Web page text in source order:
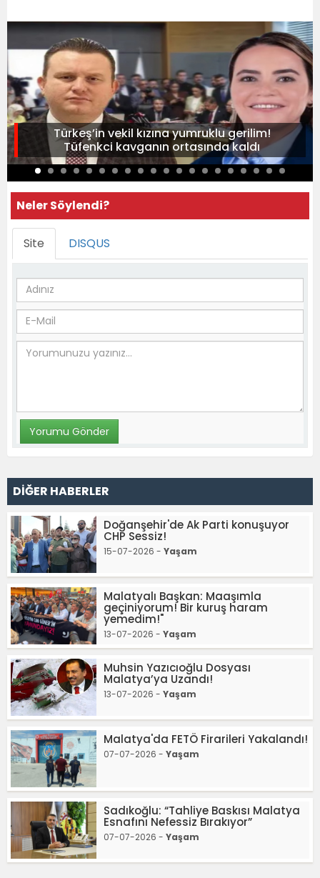
Türkeş’in vekil kızına yumruklu gerilim!
Tüfenkci kavganın ortasında kaldı
Neler Söylendi?
Site DISQUS
DİĞER HABERLER
Doğanşehir'de Ak Parti konuşuyor
CHP Sessiz!
15-07-2026 - Yaşam
Malatyalı Başkan: Maaşımla
geçiniyorum! Bir kuruş haram
yemedim!"
13-07-2026 - Yaşam
Muhsin Yazıcıoğlu Dosyası
Malatya’ya Uzandı!
13-07-2026 - Yaşam
Malatya'da FETÖ Firarileri Yakalandı!
07-07-2026 - Yaşam
Sadıkoğlu: “Tahliye Baskısı Malatya
Esnafını Nefessiz Bırakıyor”
07-07-2026 - Yaşam